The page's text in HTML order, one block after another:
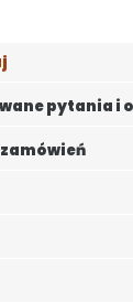
pytania i